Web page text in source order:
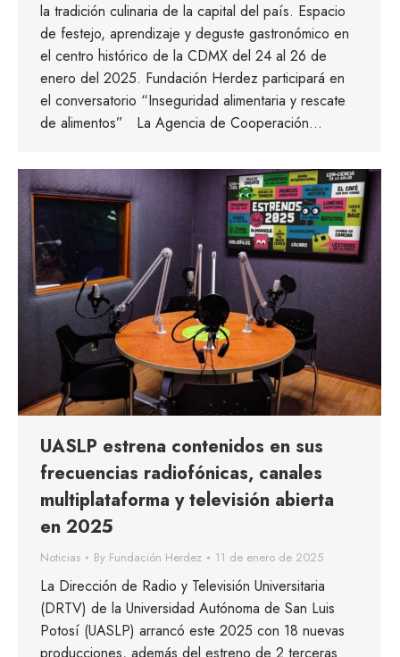
la tradición culinaria de la capital del país. Espacio
de festejo, aprendizaje y deguste gastronómico en
el centro histórico de la CDMX del 24 al 26 de
enero del 2025. Fundación Herdez participará en
el conversatorio “Inseguridad alimentaria y rescate
de alimentos” La Agencia de Cooperación…
UASLP estrena contenidos en sus
frecuencias radiofónicas, canales
multiplataforma y televisión abierta
en 2025
Noticias By Fundación Herdez 11 de enero de 2025
La Dirección de Radio y Televisión Universitaria
(DRTV) de la Universidad Autónoma de San Luis
Potosí (UASLP) arrancó este 2025 con 18 nuevas
producciones, además del estreno de 2 terceras